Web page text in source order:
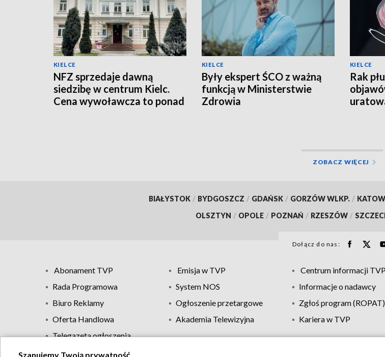
KIELCE
NFZ sprzedaje dawną
siedzibę w centrum Kielc.
Cena wywoławcza to ponad
KIELCE
Były ekspert ŚCO z ważną
funkcją w Ministerstwie
Zdrowia
KIELCE
Rak
ZOBACZ WIĘCEJ
BIAŁYSTOK / BYDGOSZCZ / GDAŃSK / GORZÓW WLKP. /
OLSZTYN / OPOLE / POZNAŃ / RZESZÓW /
Dołącz do nas:
Abonament TVP Emisja w TVP Centrum informacji TVP
Rada Programowa
System NOS Informacje o nadawcy
Biuro Reklamy
Ogłoszenie przetargowe Zgłoś program (ROPAT)
Oferta Handlowa
Akademia Telewizyjna Kariera w TVP
Telegazeta ogłoszenia
Szanujemy Twoją prywatność